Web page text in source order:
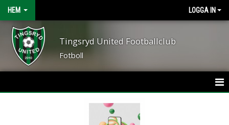
HEM LOGGA IN
Tingsryd United Footballclub
Fotboll